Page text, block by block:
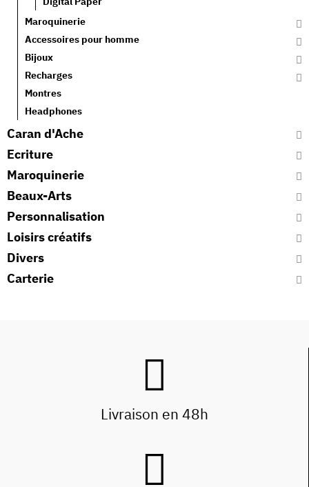
Maroquinerie
Accessoires pour homme
Bijoux
Recharges
Montres
Headphones
Caran d'Ache
Ecriture
Maroquinerie
Beaux-Arts
Personnalisation
Loisirs créatifs
Divers
Carterie
Livraison en 48h